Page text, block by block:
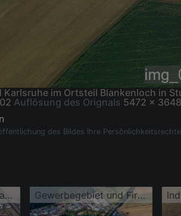
im Ortsteil Blankenloch in
Auflösung des Orignals 5472 x
des Bildes Ihre
Gewerbegebiet Am Hasenbiel beim Stutensee-See Gewerbegebiet und Firmenansiedlung am See